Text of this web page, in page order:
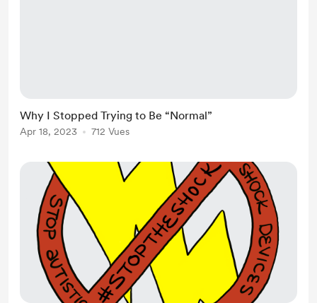
Why I Stopped Trying to Be “Normal”
Apr 18, 2023 712 Vues